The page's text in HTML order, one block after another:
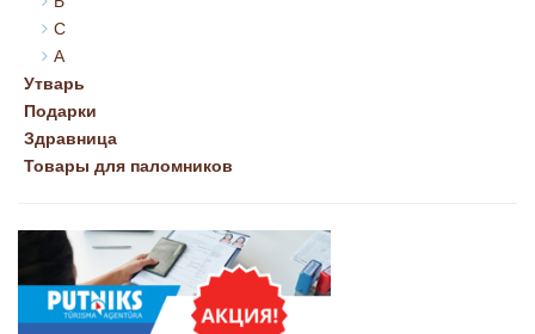
С
А
Утварь
Подарки
Здравница
Товары для паломников